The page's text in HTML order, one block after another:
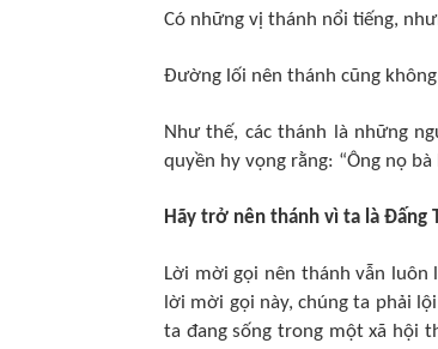
Có những vị thánh nổi tiếng,
Đường lối nên thánh cũng
Như thế, các thánh là những
quyền hy vọng rằng: “Ông nọ
Hãy trở nên thánh vì ta là Đấng
Lời mời gọi nên thánh vẫn luôn
lời mời gọi này, chúng ta phải
ta đang sống trong một xã hội